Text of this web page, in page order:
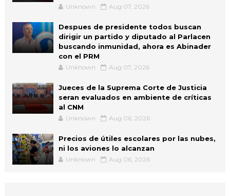
Unknown Aug 07, 2026
Despues de presidente todos buscan
dirigir un partido y diputado al Parlacen
buscando inmunidad, ahora es Abinader
con el PRM
Unknown Aug 07, 2026
Jueces de la Suprema Corte de Justicia
seran evaluados en ambiente de críticas
al CNM
Unknown Aug 06, 2026
Precios de útiles escolares por las nubes,
ni los aviones lo alcanzan
Unknown Aug 06, 2026